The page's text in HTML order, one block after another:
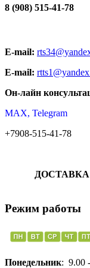
8 (908) 515-41-78
E-mail:
E-mail:
Он-лайн
MAX, Telegram
+7908-515-41-78
ДОСТАВКА
Режим работы
Понедельник: 9.00